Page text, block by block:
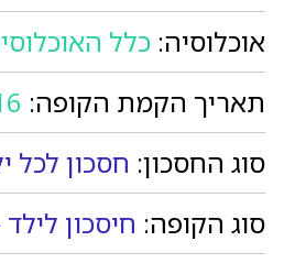
אוכלוסיה: כלל
תאריך הקמת הקופה:
סוג החסכון: חסכון לכל
סוג הקופה: חיסכון